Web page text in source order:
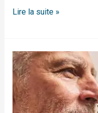
Lire la suite »
Comment
retirer
les
poils